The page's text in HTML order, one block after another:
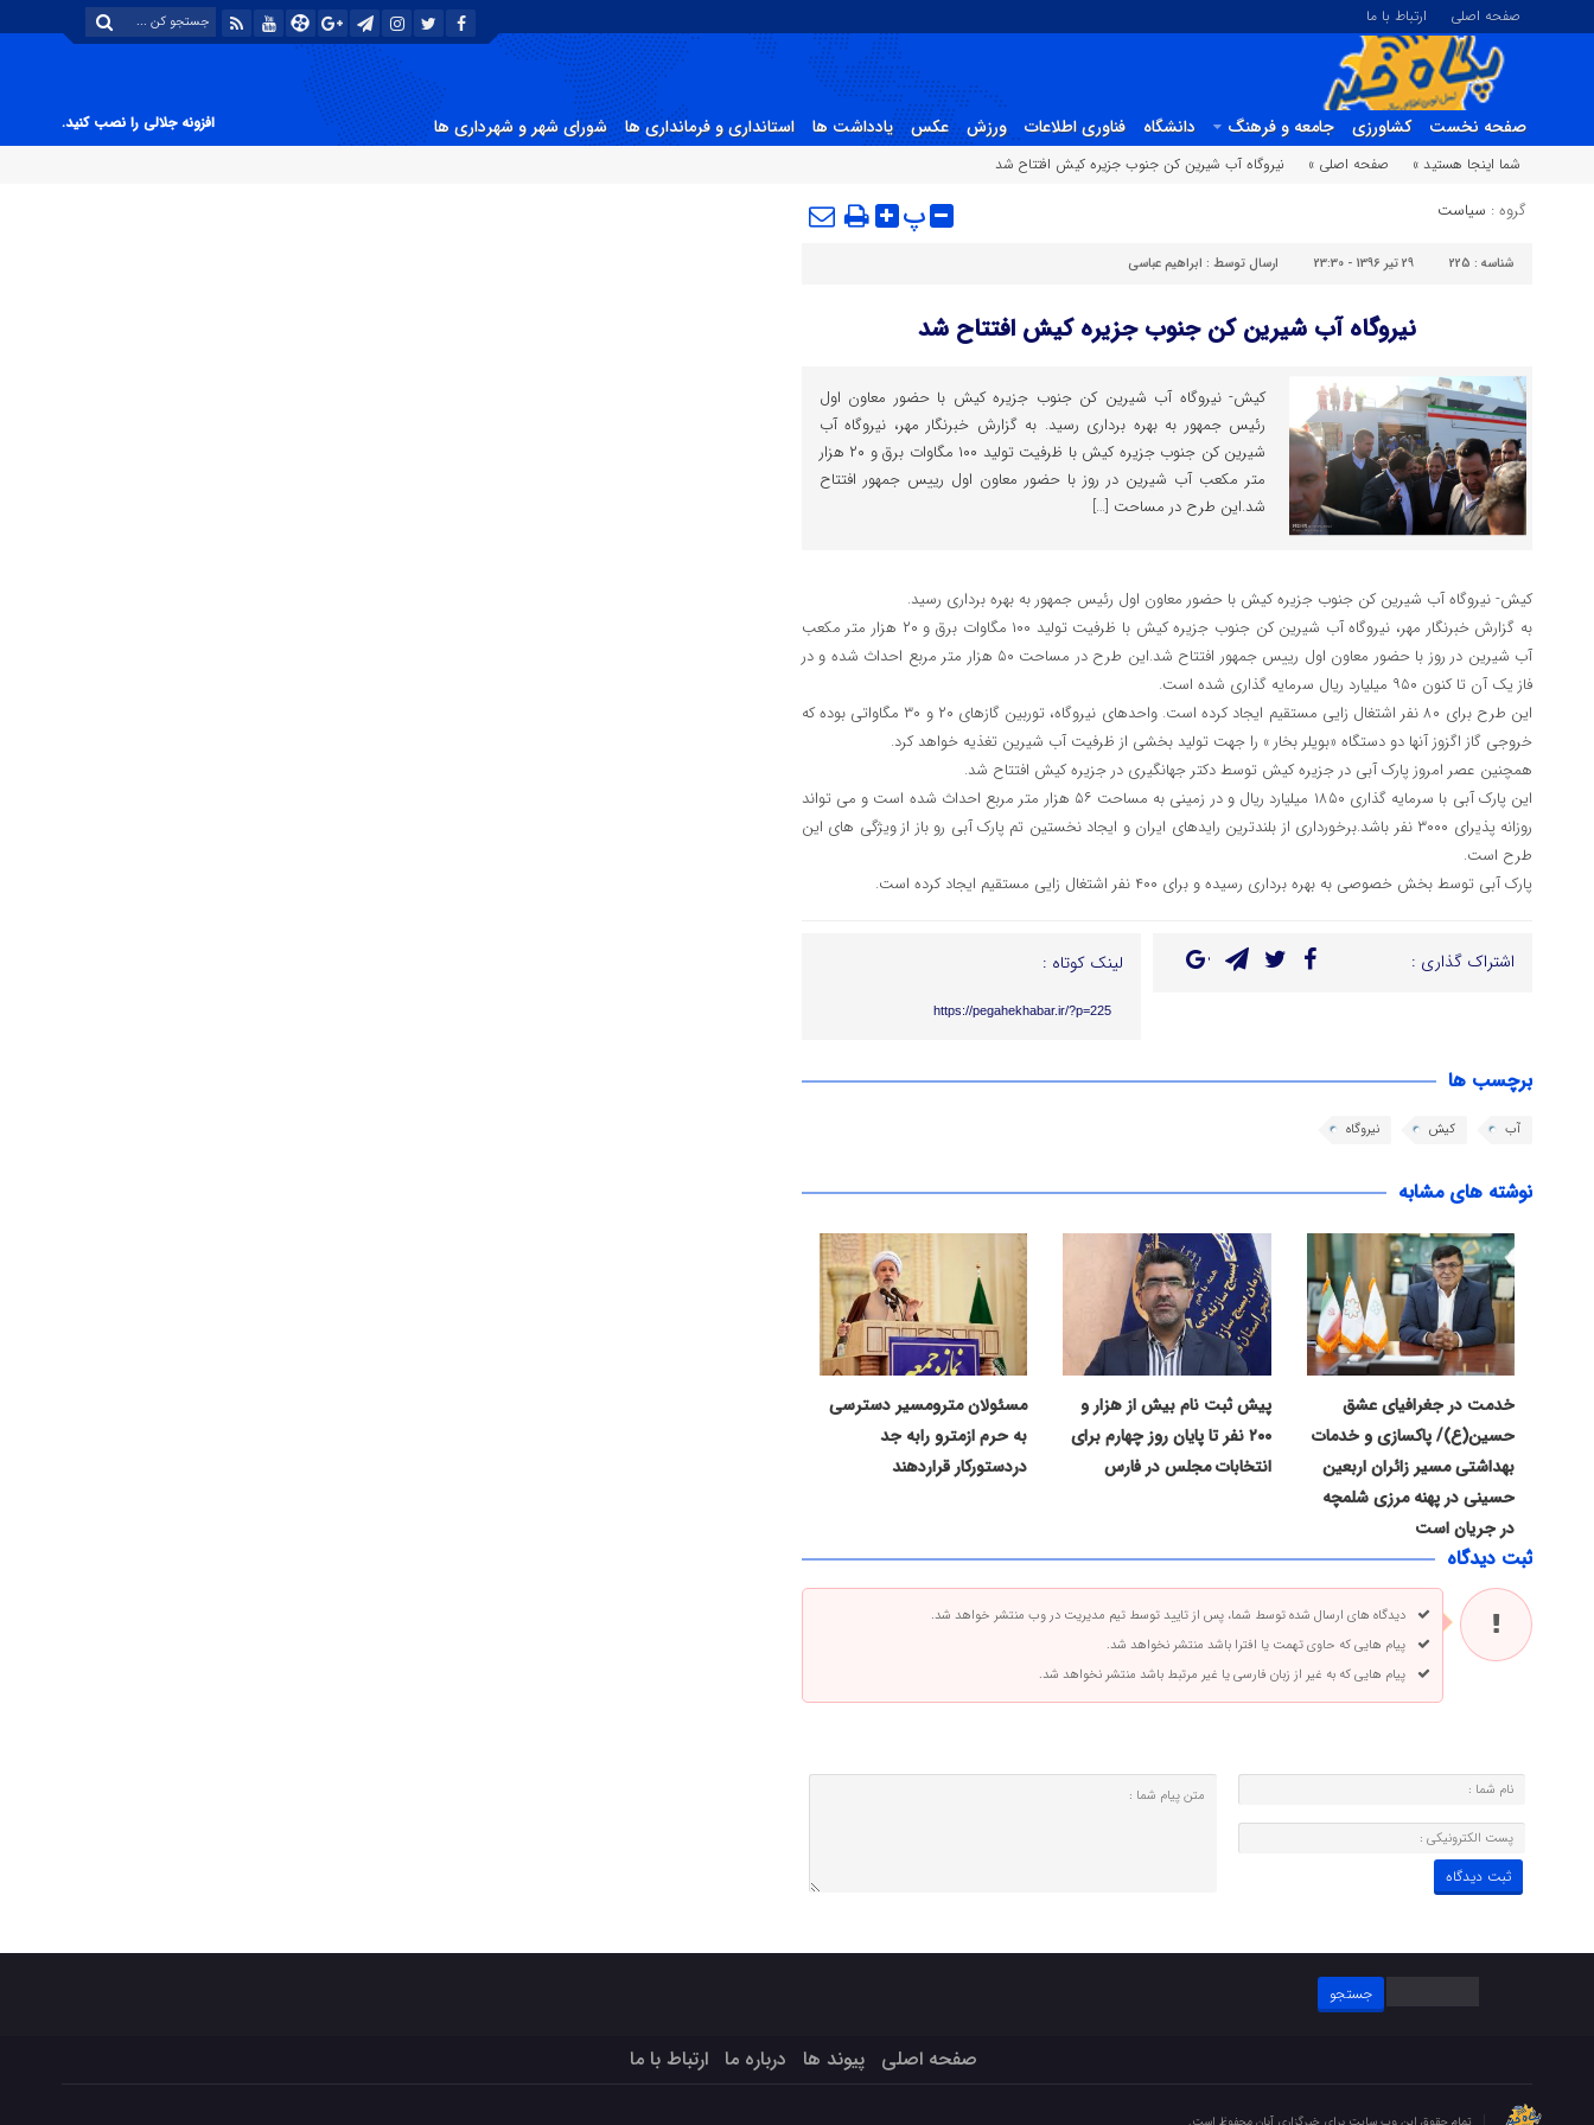
صفحه اصلی ارتباط با ما
صفحه نخست کشاورزی جامعه و فرهنگ دانشگاه فناوری اطلاعات ورزش عکس یادداشت ها استانداری و فرمانداری ها شورای شهر و شهرداری ها
افزونه جلالی را نصب کنید.
شما اینجا هستید »
صفحه اصلی » نیروگاه آب شیرین کن جنوب جزیره کیش افتتاح شد
گروه : سیاست پ
شناسه : 225 29 تیر 1396 - 23:30 ارسال توسط : ابراهیم عباسی
نیروگاه آب شیرین کن جنوب جزیره کیش افتتاح شد
کیش- نیروگاه آب شیرین کن جنوب جزیره کیش با حضور معاون اول
رئیس جمهور به بهره برداری رسید. به گزارش خبرنگار مهر، نیروگاه آب
شیرین کن جنوب جزیره کیش با ظرفیت تولید ۱۰۰ مگاوات برق و ۲۰ هزار
متر مکعب آب شیرین در روز با حضور معاون اول رییس جمهور افتتاح
شد.این طرح در مساحت […]
کیش- نیروگاه آب شیرین کن جنوب جزیره کیش با حضور معاون اول رئیس جمهور به بهره برداری رسید.
به گزارش خبرنگار مهر، نیروگاه آب شیرین کن جنوب جزیره کیش با ظرفیت تولید ۱۰۰ مگاوات برق و ۲۰ هزار متر مکعب
آب شیرین در روز با حضور معاون اول رییس جمهور افتتاح شد.این طرح در مساحت ۵۰ هزار متر مربع احداث شده و در
فاز یک آن تا کنون ۹۵۰ میلیارد ریال سرمایه گذاری شده است.
این طرح برای ۸۰ نفر اشتغال زایی مستقیم ایجاد کرده است. واحدهای نیروگاه، توربین گازهای ۲۰ و ۳۰ مگاواتی بوده که
خروجی گاز اگزوز آنها دو دستگاه «بویلر بخار » را جهت تولید بخشی از ظرفیت آب شیرین تغذیه خواهد کرد.
همچنین عصر امروز پارک آبی در جزیره کیش توسط دکتر جهانگیری در جزیره کیش افتتاح شد.
این پارک آبی با سرمایه گذاری ۱۸۵۰ میلیارد ریال و در زمینی به مساحت ۵۶ هزار متر مربع احداث شده است و می تواند
روزانه پذیرای ۳۰۰۰ نفر باشد.برخورداری از بلندترین رایدهای ایران و ایجاد نخستین تم پارک آبی رو باز از ویژگی های این
طرح است.
پارک آبی توسط بخش خصوصی به بهره برداری رسیده و برای ۴۰۰ نفر اشتغال زایی مستقیم ایجاد کرده است.
اشتراک گذاری : لینک کوتاه :
https://pegahekhabar.ir/?p=225
برچسب ها
آب کیش نیروگاه
نوشته های مشابه
خدمت در جغرافیای عشق
حسین(ع)/ پاکسازی و خدمات
بهداشتی مسیر زائران اربعین
حسینی در پهنه مرزی شلمچه
در جریان است
پیش ثبت نام بیش از هزار و
۲۰۰ نفر تا پایان روز چهارم برای
انتخابات مجلس در فارس
مسئولان مترومسیر دسترسی
به حرم ازمترو رابه جد
دردستورکار قراردهند
ثبت دیدگاه
دیدگاه های ارسال شده توسط شما، پس از تایید توسط تیم مدیریت در وب منتشر خواهد شد.
پیام هایی که حاوی تهمت یا افترا باشد منتشر نخواهد شد.
پیام هایی که به غیر از زبان فارسی یا غیر مرتبط باشد منتشر نخواهد شد.
جستجو
برای:
صفحه اصلی پیوند ها درباره ما ارتباط با ما